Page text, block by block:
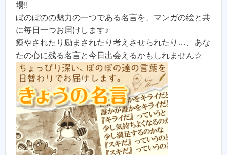
場!!
ぼのぼのの魅力の一つである名言を、マンガの絵と共
に毎日一つお届けします♪
癒やされたり励まされたり考えさせられたり…、あな
たの心に残る名言と今日出会えるかもしれません☆